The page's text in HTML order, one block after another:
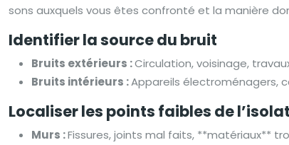
sons auxquels vous êtes confronté et la manière
Identifier la source du bruit
Bruits extérieurs :Circulation, voisinage,
Bruits intérieurs :Appareils électroménagers,
Localiser les points faibles de
Murs :Fissures, joints mal faits, **matériaux**